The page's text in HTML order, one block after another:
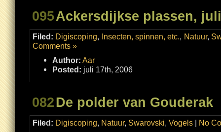
095Ackersdijkse plassen,
Filed: Digiscoping, Insecten, spinnen, etc., Natuur,
Comments »
Author: Aar
Posted: juli 17th, 2006
082De polder van Gouderak
Filed: Digiscoping, Natuur, Swarovski, Vogels | No